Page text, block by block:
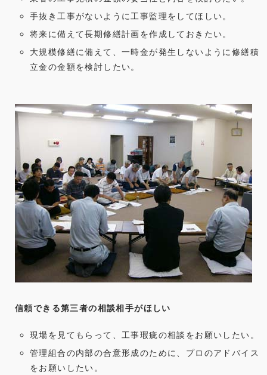
手抜き工事がないように工事監理をしてほしい。
将来に備えて長期修繕計画を作成しておきたい。
大規模修繕に備えて、一時金が発生しないように修繕積
立金の金額を検討したい。
信頼できる第三者の相談相手がほしい
現場を見てもらって、工事瑕疵の相談をお願いしたい。
管理組合の内部の合意形成のために、プロのアドバイス
をお願いしたい。